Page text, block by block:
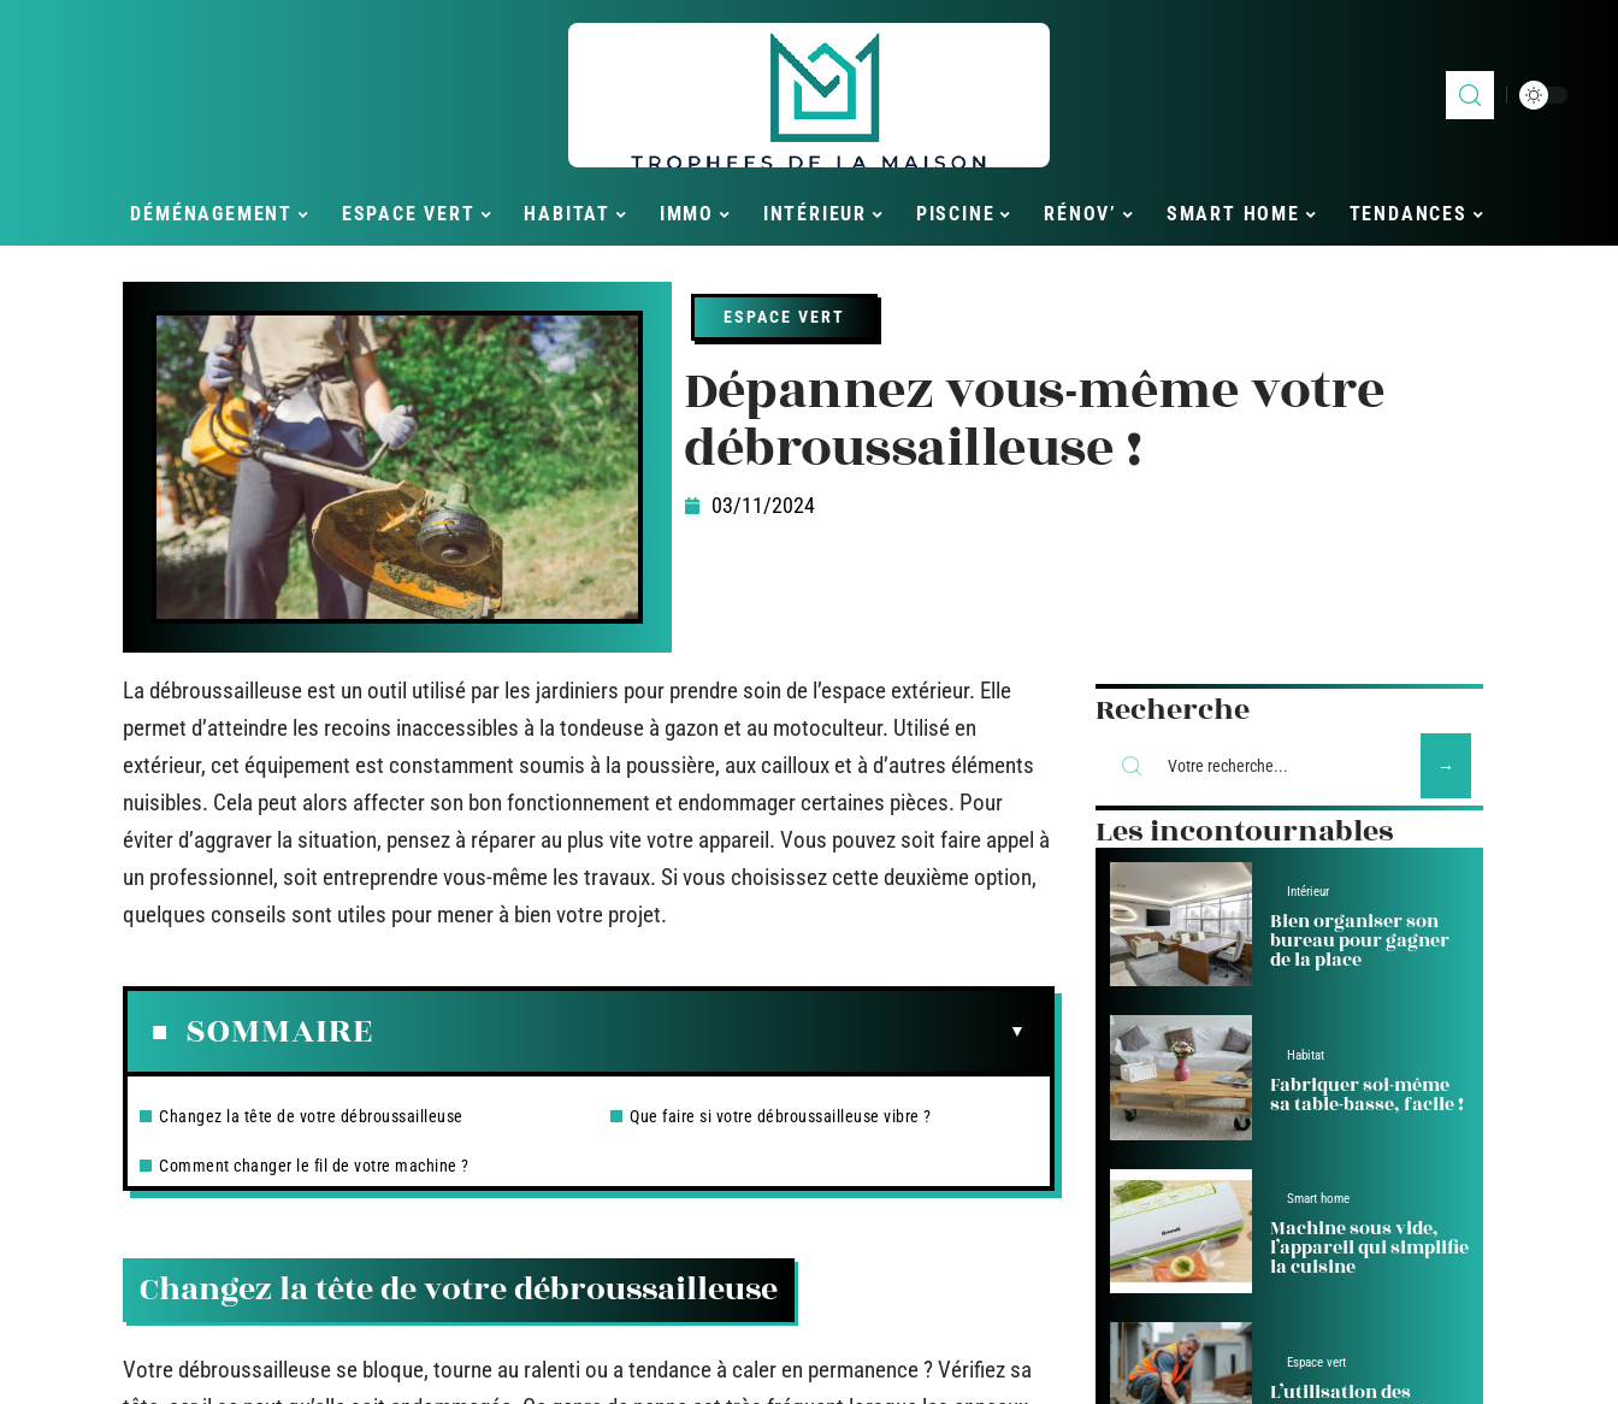
DÉMÉNAGEMENT ESPACE VERT HABITAT IMMO INTÉRIEUR PISCINE RÉNOV’ SMART HOME TENDANCES
ESPACE VERT
Dépannez vous-même votre
débroussailleuse !
03/11/2024
La débroussailleuse est un outil utilisé par les jardiniers pour prendre soin de l’espace extérieur. Elle
permet d’atteindre les recoins inaccessibles à la tondeuse à gazon et au motoculteur. Utilisé en
extérieur, cet équipement est constamment soumis à la poussière, aux cailloux et à d’autres éléments
nuisibles. Cela peut alors affecter son bon fonctionnement et endommager certaines pièces. Pour
éviter d’aggraver la situation, pensez à réparer au plus vite votre appareil. Vous pouvez soit faire appel à
un professionnel, soit entreprendre vous-même les travaux. Si vous choisissez cette deuxième option,
quelques conseils sont utiles pour mener à bien votre projet.
SOMMAIRE
Changez la tête de votre débroussailleuse
Comment changer le fil de votre machine ?
Que faire si votre débroussailleuse vibre ?
Changez la tête de votre débroussailleuse
Votre débroussailleuse se bloque, tourne au ralenti ou a tendance à caler en permanence ? Vérifiez sa
Recherche
Les incontournables
Intérieur
Bien organiser son
bureau pour gagner
de la place
Habitat
Fabriquer soi-même
sa table-basse, facile !
Smart home
Machine sous vide,
l’appareil qui simplifie
la cuisine
Espace vert
L’utilisation des